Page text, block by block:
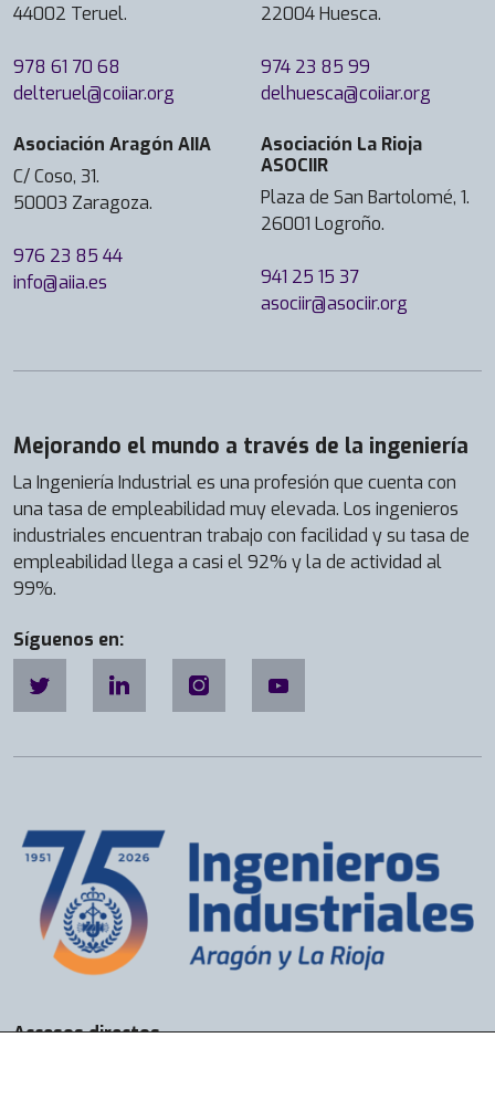
44002 Teruel.
978 61 70 68
delteruel@coiiar.org
22004 Huesca.
974 23 85 99
delhuesca@coiiar.org
Asociación Aragón AIIA
C/ Coso, 31.
50003 Zaragoza.
976 23 85 44
info@aiia.es
Asociación La Rioja
ASOCIIR
Plaza de San Bartolomé, 1.
26001 Logroño.
941 25 15 37
asociir@asociir.org
Mejorando el mundo a través de la ingeniería
La Ingeniería Industrial es una profesión que cuenta con
una tasa de empleabilidad muy elevada. Los ingenieros
industriales encuentran trabajo con facilidad y su tasa de
empleabilidad llega a casi el 92% y la de actividad al
99%.
Síguenos en:
Accesos directos